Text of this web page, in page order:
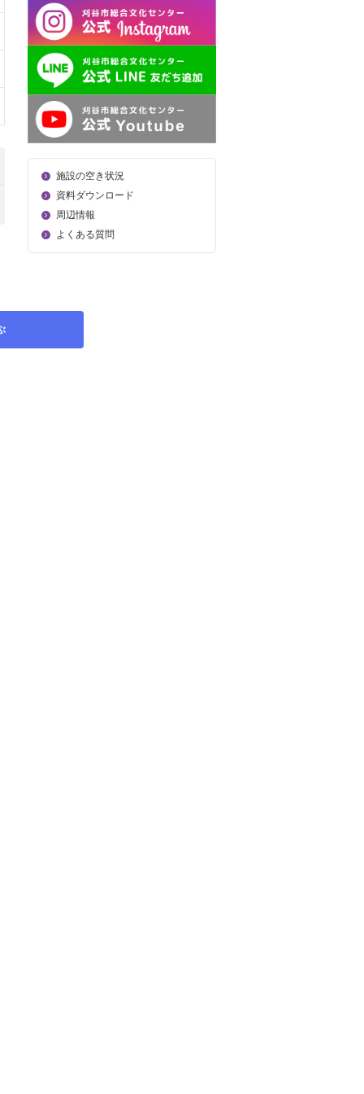
施設の空き状況
資料ダウンロード
周辺情報
よくある質問